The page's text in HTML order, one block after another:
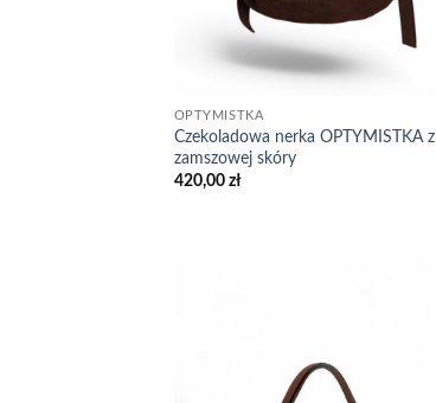
OPTYMISTKA
Czekoladowa nerka OPTYMISTKA z
zamszowej skóry
420,00 zł